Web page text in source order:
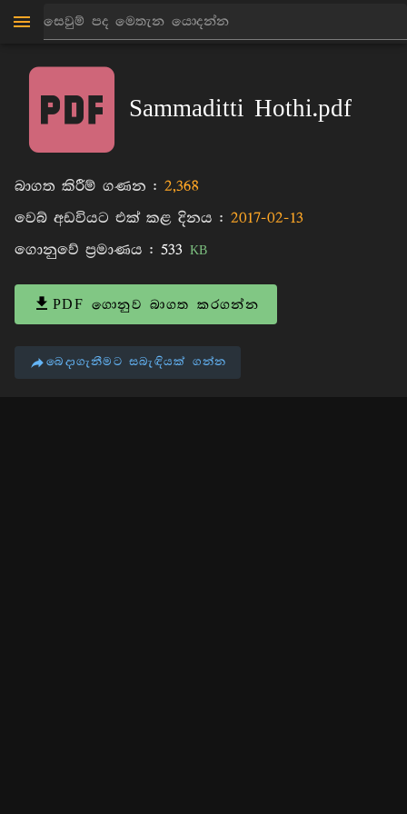
Sammaditti Hothi.pdf
බාගත කිරීම් ගණන : 2,368
වෙබ් අඩවියට එක් කළ දිනය : 2017-02-13
ගොනුවේ ප්‍රමාණය : 533 KB
PDF ගොනුව බාගත කරගන්න
බෙදාගැනීමට සබැඳියක් ගන්න